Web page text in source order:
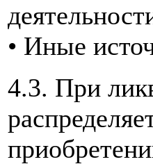
• Иные
4.3. При